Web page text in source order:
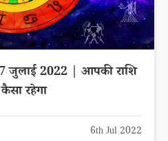
जुलाई 2022 | आपकी राशि
रहेगा
6th Jul 2022